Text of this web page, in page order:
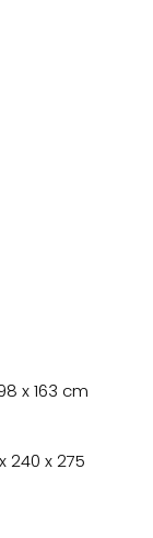
x 163 cm
240 x 275